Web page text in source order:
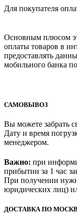
Для покупателя
Основным плюсом
оплаты товаров в
предоставлять
мобильного банка
САМОВЫВОЗ
Вы можете забрать
Дату и время
менеджером.
Важно: при
прибытии за 1 час
При получении
юридических лиц)
ДОСТАВКА ПО